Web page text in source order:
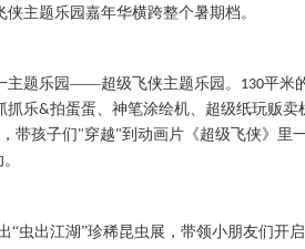
主题乐园嘉年华横跨整个暑期档。
主题乐园 ——超级飞侠主题乐园。 130平米
抓乐&拍蛋蛋、神笔涂绘机、超级纸玩贩
带孩子们 "穿越"到动画片《超级飞侠》里
“虫出江湖”珍稀昆虫展，带领小朋友们开